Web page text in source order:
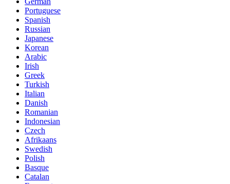
Portuguese
Spanish
Russian
Japanese
Korean
Arabic
Irish
Greek
Turkish
Italian
Danish
Romanian
Indonesian
Czech
Afrikaans
Swedish
Polish
Basque
Catalan